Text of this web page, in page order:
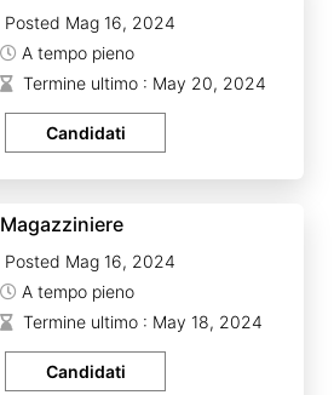
Posted Mag 16, 2024
A tempo pieno
Termine ultimo : May 20, 2024
Candidati
Magazziniere
Posted Mag 16, 2024
A tempo pieno
Termine ultimo : May 18, 2024
Candidati